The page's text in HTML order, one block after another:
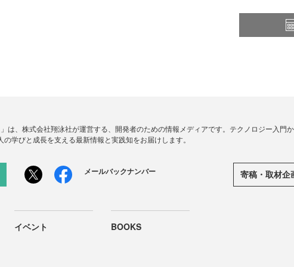
は、株式会社翔泳社が運営する、開発者のための情報メディアです。テクノロジー入門
学びと成長を支える最新情報と実践知をお届けします。
メールバックナンバー 寄稿・取材企
イベント BOOKS